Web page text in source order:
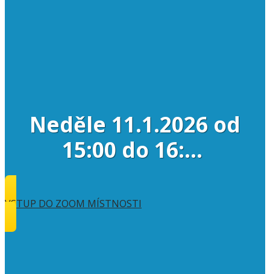
Neděle 11.1.2026 od
15:00 do 16:...
VSTUP DO ZOOM MÍSTNOSTI